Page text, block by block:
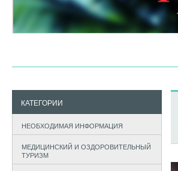
КАТЕГОРИИ
НЕОБХОДИМАЯ ИНФОРМАЦИЯ
МЕДИЦИНСКИЙ И ОЗДОРОВИТЕЛЬНЫЙ
ТУРИЗМ